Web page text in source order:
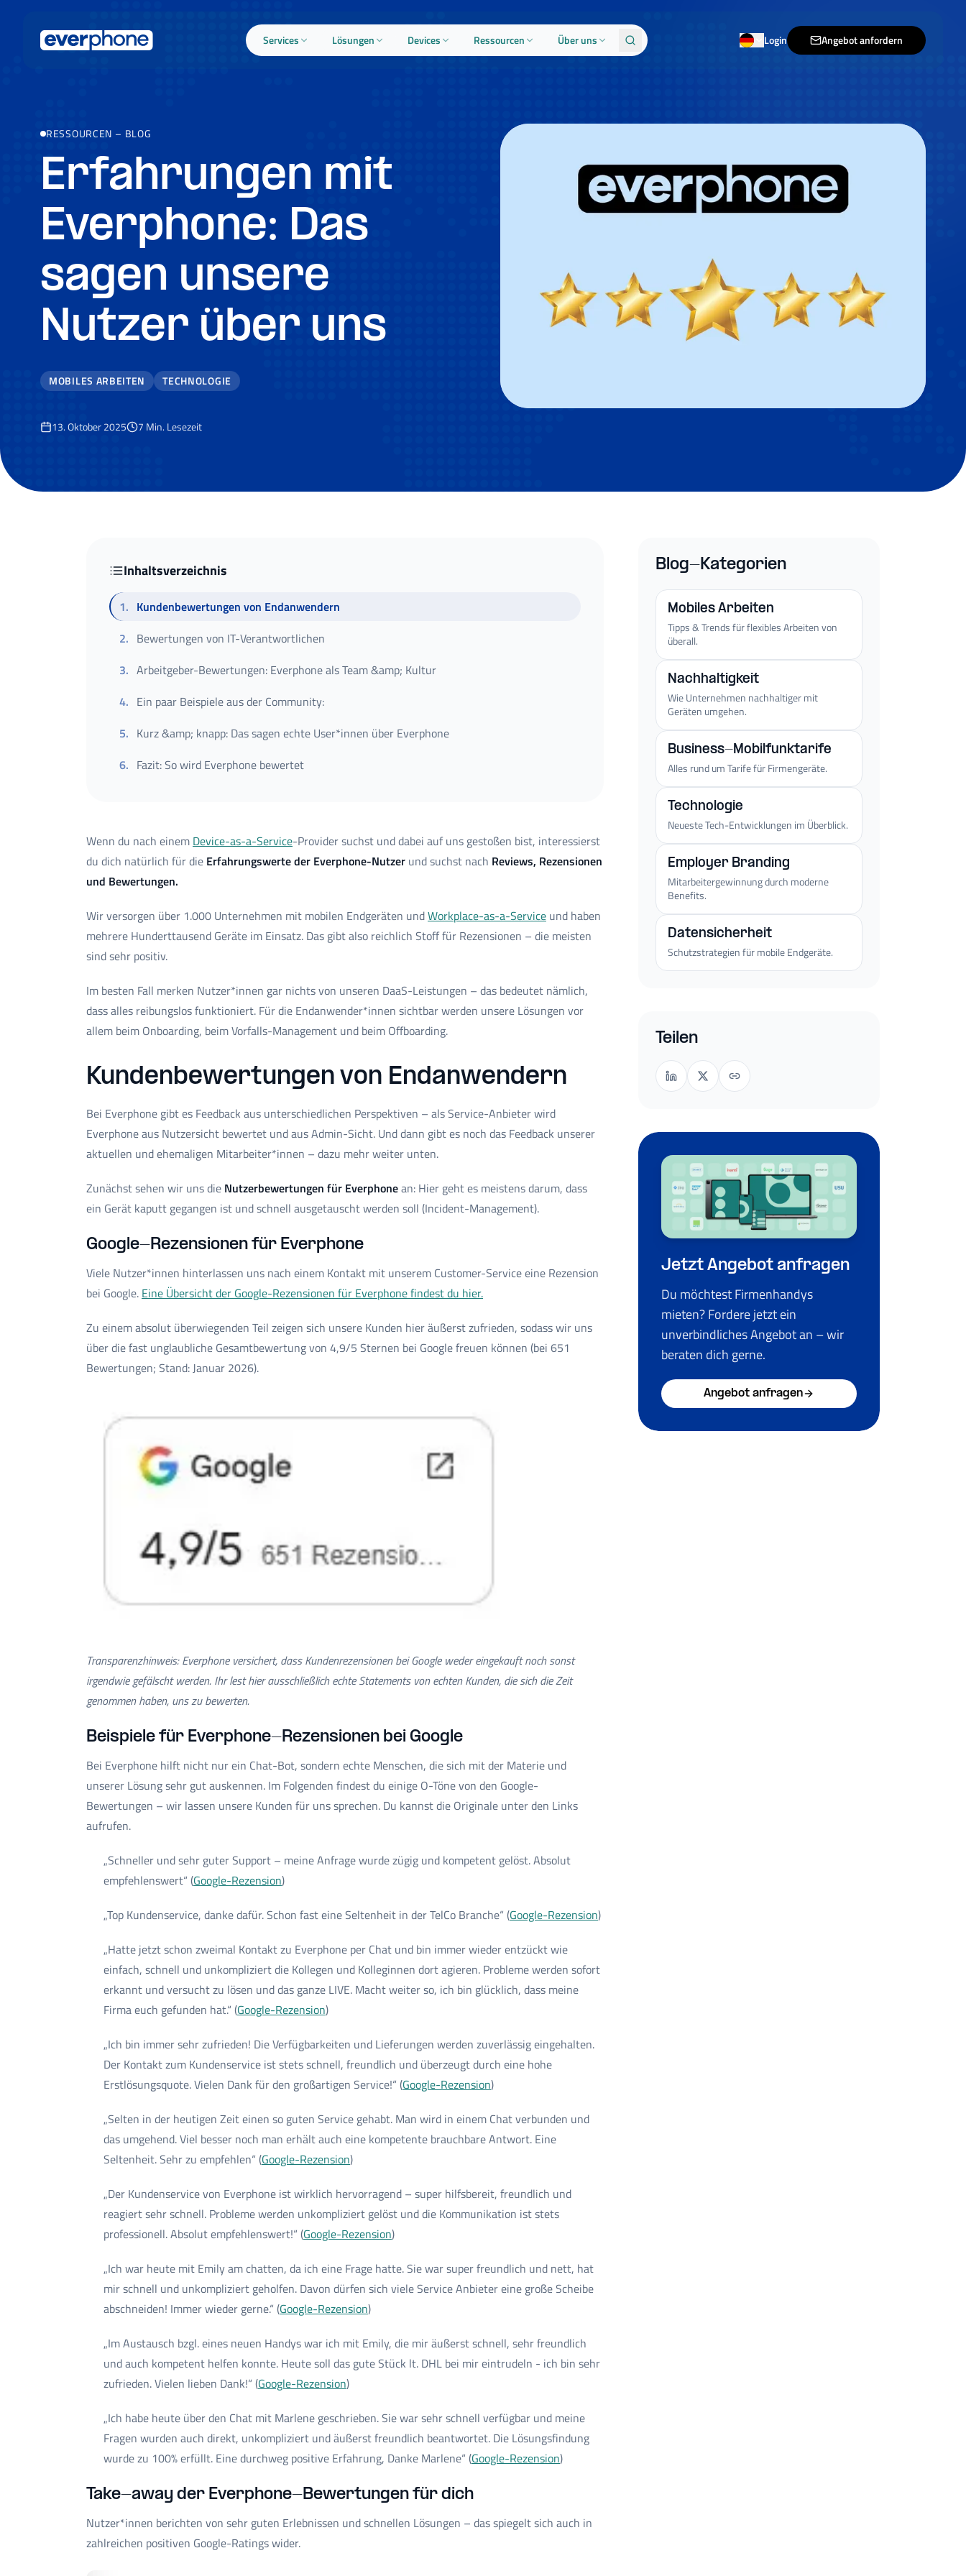
Services Lösungen Devices Ressourcen Über uns Login Angebot anfordern
RESSOURCEN – BLOG
Erfahrungen mit
Everphone: Das
sagen unsere
Nutzer über uns
MOBILES ARBEITEN TECHNOLOGIE
13. Oktober 2025 7 Min. Lesezeit
Inhaltsverzeichnis
1. Kundenbewertungen von Endanwendern
2. Bewertungen von IT-Verantwortlichen
3. Arbeitgeber-Bewertungen: Everphone als Team &amp; Kultur
4. Ein paar Beispiele aus der Community:
5. Kurz &amp; knapp: Das sagen echte User*innen über Everphone
6. Fazit: So wird Everphone bewertet
Wenn du nach einem Device-as-a-Service-Provider suchst und dabei auf uns gestoßen bist, interessierst
du dich natürlich für die Erfahrungswerte der Everphone-Nutzer und suchst nach Reviews, Rezensionen
und Bewertungen.
Wir versorgen über 1.000 Unternehmen mit mobilen Endgeräten undWorkplace-as-a-Service und haben
mehrere Hunderttausend Geräte im Einsatz. Das gibt also reichlich Stoff für Rezensionen – die meisten
sind sehr positiv.
Im besten Fall merken Nutzer*innen gar nichts von unseren DaaS-Leistungen – das bedeutet nämlich,
dass alles reibungslos funktioniert. Für die Endanwender*innen sichtbar werden unsere Lösungen vor
allem beim Onboarding, beim Vorfalls-Management und beim Offboarding.
Kundenbewertungen von Endanwendern
Bei Everphone gibt es Feedback aus unterschiedlichen Perspektiven – als Service-Anbieter wird
Everphone aus Nutzersicht bewertet und aus Admin-Sicht. Und dann gibt es noch das Feedback unserer
aktuellen und ehemaligen Mitarbeiter*innen – dazu mehr weiter unten.
Zunächst sehen wir uns die Nutzerbewertungen für Everphonean: Hier geht es meistens darum, dass
ein Gerät kaputt gegangen ist und schnell ausgetauscht werden soll (Incident-Management).
Google-Rezensionen für Everphone
Viele Nutzer*innen hinterlassen uns nach einem Kontakt mit unserem Customer-Service eine Rezension
bei Google. Eine Übersicht der Google-Rezensionen für Everphone findest du hier.
Zu einem absolut überwiegenden Teil zeigen sich unsere Kunden hier äußerst zufrieden, sodass wir uns
über die fast unglaubliche Gesamtbewertung von 4,9/5 Sternen bei Google freuen können (bei 651
Bewertungen; Stand: Januar 2026).
Transparenzhinweis: Everphone versichert, dass Kundenrezensionen bei Google weder eingekauft noch sonst
irgendwie gefälscht werden. Ihr lest hier ausschließlich echte Statements von echten Kunden, die sich die Zeit
genommen haben, uns zu bewerten.
Beispiele für Everphone-Rezensionen bei Google
Bei Everphone hilft nicht nur ein Chat-Bot, sondern echte Menschen, die sich mit der Materie und
unserer Lösung sehr gut auskennen. Im Folgenden findest du einige O-Töne von den Google-
Bewertungen – wir lassen unsere Kunden für uns sprechen. Du kannst die Originale unter den Links
aufrufen.
„Schneller und sehr guter Support – meine Anfrage wurde zügig und kompetent gelöst. Absolut
empfehlenswert“ (Google-Rezension)
„Top Kundenservice, danke dafür. Schon fast eine Seltenheit in der TelCo Branche“ (Google-Rezension)
„Hatte jetzt schon zweimal Kontakt zu Everphone per Chat und bin immer wieder entzückt wie
einfach, schnell und unkompliziert die Kollegen und Kolleginnen dort agieren. Probleme werden sofort
erkannt und versucht zu lösen und das ganze LIVE. Macht weiter so, ich bin glücklich, dass meine
Firma euch gefunden hat.“ (Google-Rezension)
„Ich bin immer sehr zufrieden! Die Verfügbarkeiten und Lieferungen werden zuverlässig eingehalten.
Der Kontakt zum Kundenservice ist stets schnell, freundlich und überzeugt durch eine hohe
Erstlösungsquote. Vielen Dank für den großartigen Service!“ (Google-Rezension)
„Selten in der heutigen Zeit einen so guten Service gehabt. Man wird in einem Chat verbunden und
das umgehend. Viel besser noch man erhält auch eine kompetente brauchbare Antwort. Eine
Seltenheit. Sehr zu empfehlen“ (Google-Rezension)
„Der Kundenservice von Everphone ist wirklich hervorragend – super hilfsbereit, freundlich und
reagiert sehr schnell. Probleme werden unkompliziert gelöst und die Kommunikation ist stets
professionell. Absolut empfehlenswert!“ (Google-Rezension)
„Ich war heute mit Emily am chatten, da ich eine Frage hatte. Sie war super freundlich und nett, hat
mir schnell und unkompliziert geholfen. Davon dürfen sich viele Service Anbieter eine große Scheibe
abschneiden! Immer wieder gerne.“ (Google-Rezension)
„Im Austausch bzgl. eines neuen Handys war ich mit Emily, die mir äußerst schnell, sehr freundlich
und auch kompetent helfen konnte. Heute soll das gute Stück lt. DHL bei mir eintrudeln - ich bin sehr
zufrieden. Vielen lieben Dank!“ (Google-Rezension)
„Ich habe heute über den Chat mit Marlene geschrieben. Sie war sehr schnell verfügbar und meine
Fragen wurden auch direkt, unkompliziert und äußerst freundlich beantwortet. Die Lösungsfindung
wurde zu 100% erfüllt. Eine durchweg positive Erfahrung, Danke Marlene“ (Google-Rezension)
Take-away der Everphone-Bewertungen für dich
Nutzer*innen berichten von sehr guten Erlebnissen und schnellen Lösungen – das spiegelt sich auch in
zahlreichen positiven Google-Ratings wider.
Blog-Kategorien
Mobiles Arbeiten
Tipps & Trends für flexibles Arbeiten von
überall.
Nachhaltigkeit
Wie Unternehmen nachhaltiger mit
Geräten umgehen.
Business-Mobilfunktarife
Alles rund um Tarife für Firmengeräte.
Technologie
Neueste Tech-Entwicklungen im Überblick.
Employer Branding
Mitarbeitergewinnung durch moderne
Benefits.
Datensicherheit
Schutzstrategien für mobile Endgeräte.
Teilen
Jetzt Angebot anfragen
Du möchtest Firmenhandys
mieten? Fordere jetzt ein
unverbindliches Angebot an – wir
beraten dich gerne.
Angebot anfragen